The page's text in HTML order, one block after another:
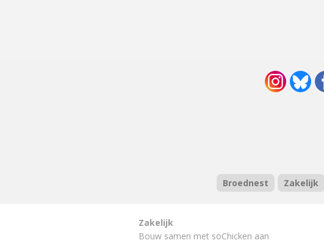
Broednest Zakelijk
Zakelijk
Bouw samen met soChicken aan